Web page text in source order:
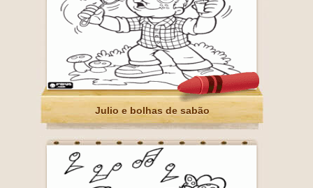
Julio e bolhas de sabão